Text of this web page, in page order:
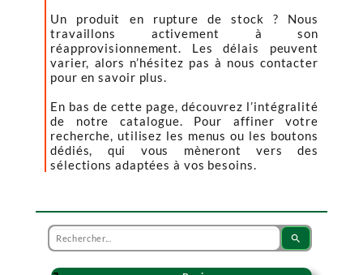
Un produit en rupture de stock ? Nous
travaillons activement à son
réapprovisionnement. Les délais peuvent
varier, alors n’hésitez pas à nous contacter
pour en savoir plus.
En bas de cette page, découvrez l’intégralité
de notre catalogue. Pour affiner votre
recherche, utilisez les menus ou les boutons
dédiés, qui vous mèneront vers des
sélections adaptées à vos besoins.
search